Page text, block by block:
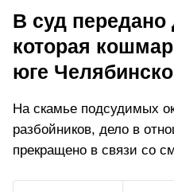
В суд
которая
юге
На скамье подсудимых
разбойников, дело в
прекращено в связи со